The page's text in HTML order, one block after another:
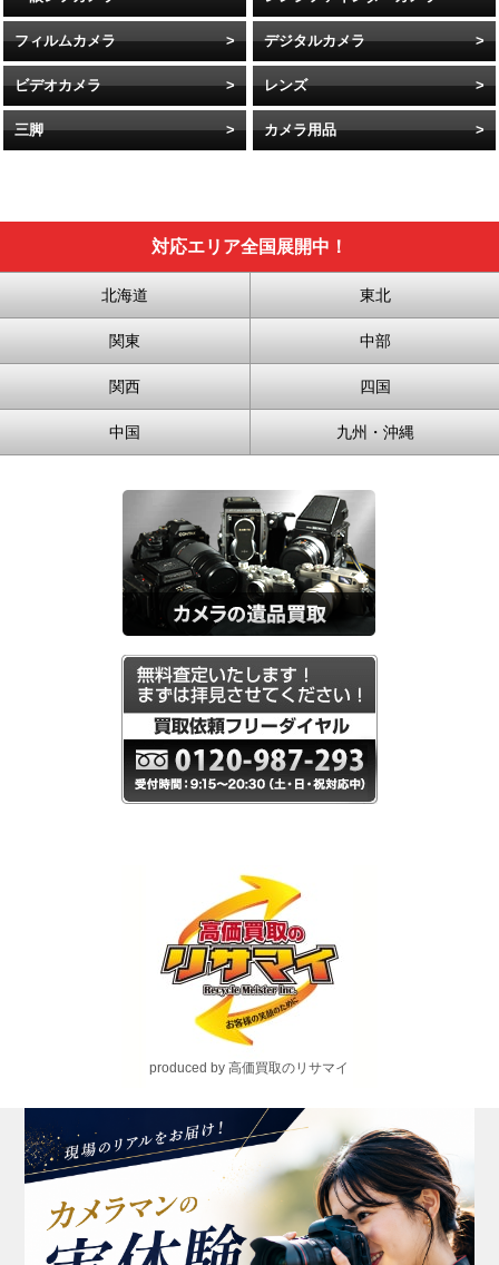
フィルムカメラ デジタルカメラ
ビデオカメラ レンズ
三脚 カメラ用品
対応エリア全国展開中！
北海道 東北
関東 中部
関西 四国
中国 九州・沖縄
produced by 高価買取のリサマイ